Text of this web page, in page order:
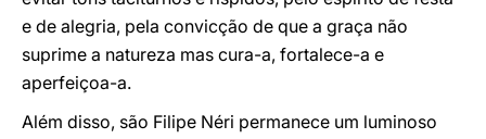
e de alegria, pela convicção de que a graça não
suprime a natureza mas cura-a, fortalece-a e
aperfeiçoa-a.
Além disso, são Filipe Néri permanece um luminoso